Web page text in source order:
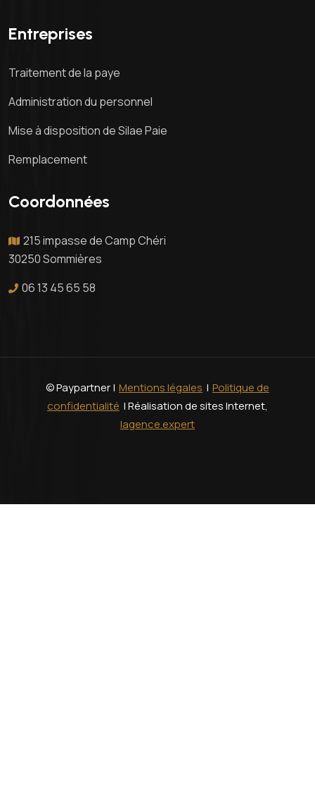
Entreprises
Traitement de la paye
Administration du personnel
Mise à disposition de Silae Paie
Remplacement
Coordonnées
215 impasse de Camp Chéri
30250 Sommières
06 13 45 65 58
© Paypartner | Mentions légales | Politique de
confidentialité | Réalisation de sites Internet,
lagence.expert